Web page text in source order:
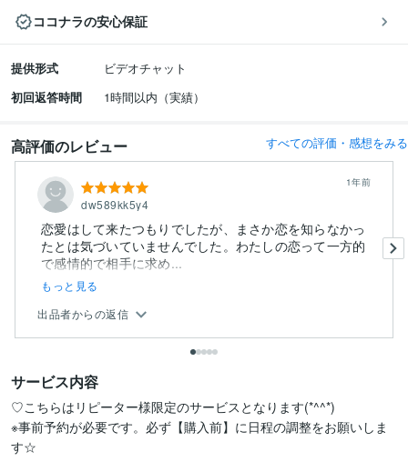
ココナラの安心保証
提供形式
ビデオチャット
初回返答時間
1時間以内（実績）
高評価のレビュー すべての評価・感想をみる
dw589kk5y4
1年前
恋愛はして来たつもりでしたが、まさか恋を知らなかっ
たとは気づいていませんでした。わたしの恋って一方的
で感情的で相手に求め...
もっと見る
出品者からの返信
サービス内容
♡こちらはリピーター様限定のサービスとなります(*^^*)
※事前予約が必要です。必ず【購入前】に日程の調整をお願いしま
す☆